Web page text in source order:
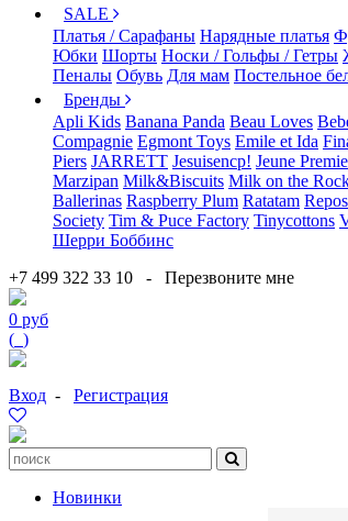
SALE
Платья / Сарафаны Нарядные платья
Юбки Шорты Носки / Гольфы / Гетры
Пеналы Обувь Для мам Постельное
Бренды
Apli Kids Banana Panda Beau Loves
Compagnie Egmont Toys Emile et Ida
Piers JARRETT Jesuisencp! Jeune
Marzipan Milk&Biscuits Milk on the
Ballerinas Raspberry Plum Ratatam
Society Tim & Puce Factory Tinycottons
Шерри Боббинс
+7 499 322 33 10 - Перезвоните мне
0 руб
( )
Вход - Регистрация
Новинки